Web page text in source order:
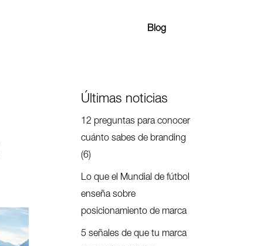
Blog
Últimas noticias
12 preguntas para conocer
cuánto sabes de branding
(6)
Lo que el Mundial de fútbol
enseña sobre
posicionamiento de marca
5 señales de que tu marca